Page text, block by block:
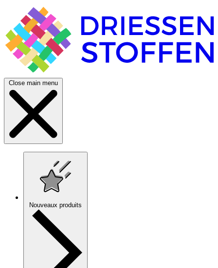
Close main menu
Nouveaux produits